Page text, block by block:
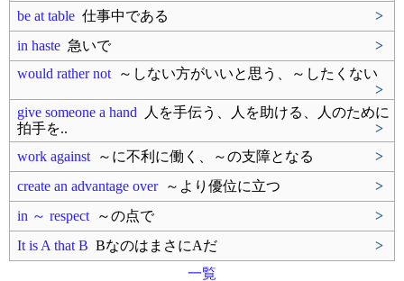
be at table 仕事中である
>
in haste 急いで
>
would rather not ～しない方がいいと思う、～したくない
>
give someone a hand 人を手伝う、人を助ける、人のために
拍手を..
>
work against ～に不利に働く、～の支障となる
>
create an advantage over～より優位に立つ
>
in ～ respect ～の点で
>
It is A that B BなのはまさにAだ
>
一覧